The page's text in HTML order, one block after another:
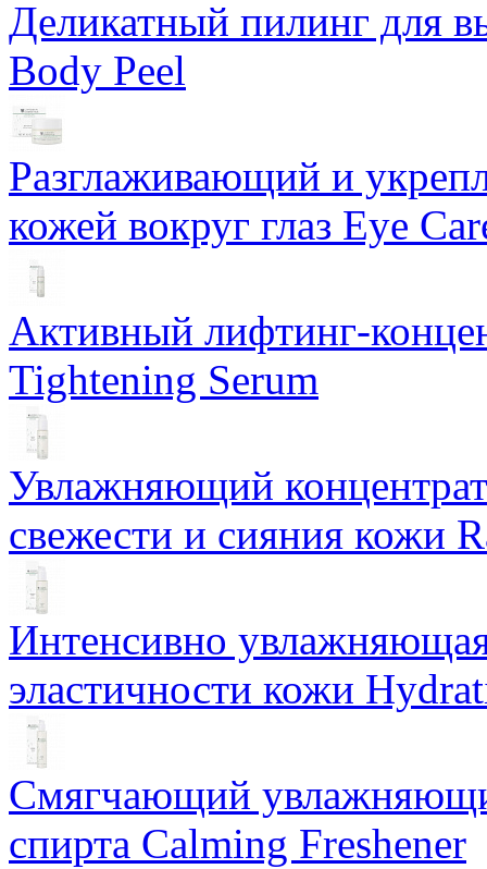
Деликатный пилинг для
Body Peel
Разглаживающий и
кожей вокруг глаз Eye
Активный лифтинг-
Tightening Serum
Увлажняющий
свежести и сияния кожи
Интенсивно
эластичности кожи
Смягчающий
спирта Calming Freshener